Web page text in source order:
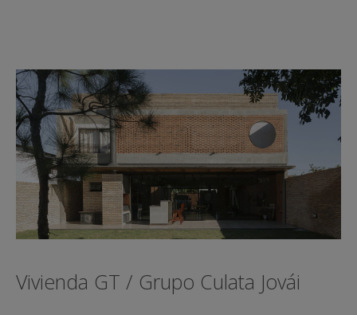
Vivienda GT / Grupo Culata Jovái